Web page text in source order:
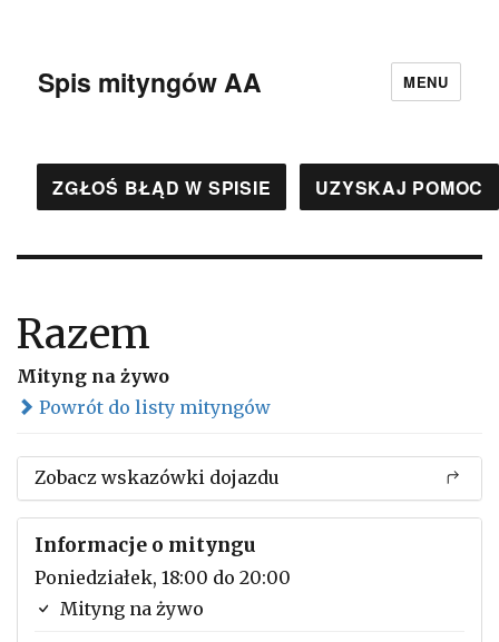
Spis mityngów AA MENU
ZGŁOŚ BŁĄD W SPISIE UZYSKAJ POMOC
Razem
Mityng na żywo
Powrót do listy mityngów
Zobacz wskazówki dojazdu
Informacje o mityngu
Poniedziałek, 18:00 do 20:00
Mityng na żywo